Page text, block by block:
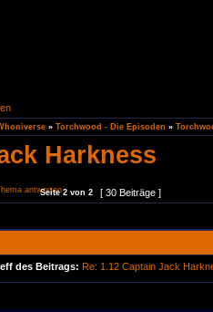
» Torchwood - Die Episoden »
Harkness
Seite2 von 2 [ 30 Beiträge ]
des Beitrags: Re: 1.12 Captain Jack